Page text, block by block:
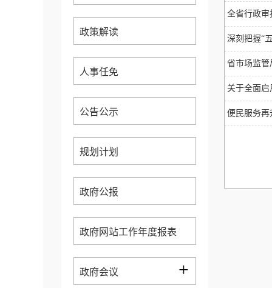
政策解读
人事任免
公告公示
规划计划
政府公报
政府网站工作年度报表
政府会议 +
全省行政
深刻把握“
省市场监
关于全面
便民服务